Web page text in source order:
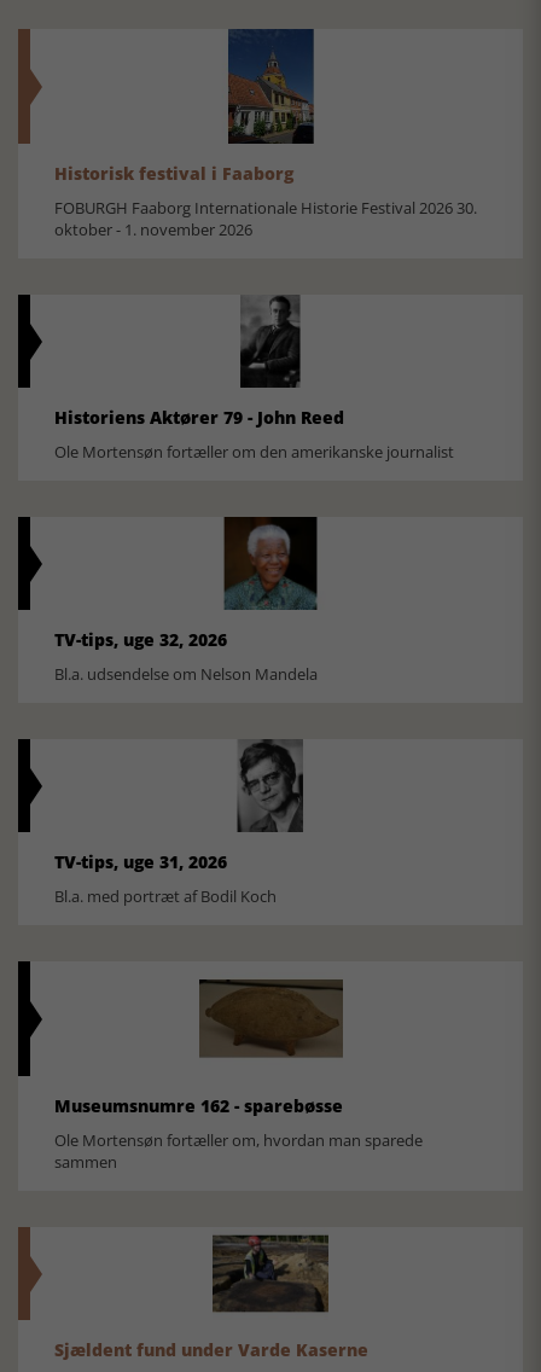
Historisk festival i Faaborg
FOBURGH Faaborg Internationale Historie Festival 2026 30.
oktober - 1. november 2026
Historiens Aktører 79 - John Reed
Ole Mortensøn fortæller om den amerikanske journalist
TV-tips, uge 32, 2026
Bl.a. udsendelse om Nelson Mandela
TV-tips, uge 31, 2026
Bl.a. med portræt af Bodil Koch
Museumsnumre 162 - sparebøsse
Ole Mortensøn fortæller om, hvordan man sparede
sammen
Sjældent fund under Varde Kaserne